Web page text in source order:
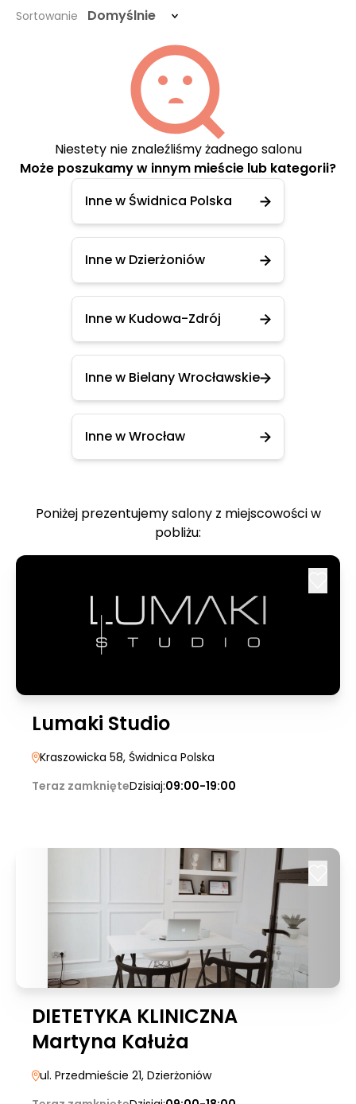
Sortowanie Domyślnie
Niestety nie znaleźliśmy żadnego salonu
Może poszukamy w innym mieście lub kategorii?
Inne w Świdnica Polska
Inne w Dzierżoniów
Inne w Kudowa-Zdrój
Inne w Bielany Wrocławskie
Inne w Wrocław
Poniżej prezentujemy salony z miejscowości w
pobliżu:
Lumaki Studio
Kraszowicka 58, Świdnica Polska
Teraz zamknięteDzisiaj:09:00-19:00
DIETETYKA KLINICZNA
Martyna Kałuża
ul. Przedmieście 21, Dzierżoniów